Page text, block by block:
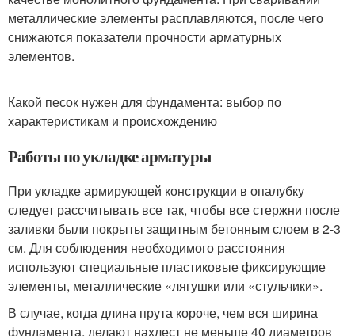
металлические элементы расплавляются, после чего
снижаются показатели прочности арматурных
элементов.
Какой песок нужен для фундамента: выбор по
характеристикам и происхождению
Работы по укладке арматуры
При укладке армирующей конструкции в опалубку
следует рассчитывать все так, чтобы все стержни после
заливки были покрыты защитным бетонным слоем в 2-3
см. Для соблюдения необходимого расстояния
используют специальные пластиковые фиксирующие
элементы, металлические «лягушки или «стульчики».
В случае, когда длина прута короче, чем вся ширина
фундамента, делают нахлест не меньше 40 диаметров